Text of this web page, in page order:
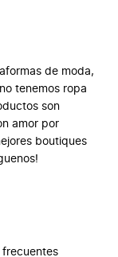
de moda,
tenemos ropa
son
amor por
boutiques
frecuentes